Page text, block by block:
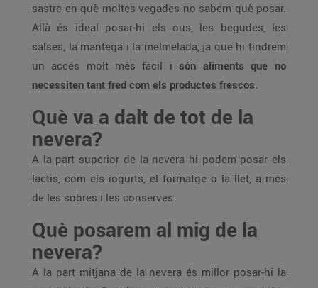
sastre en què moltes vegades no sabem què posar.
Allà és ideal posar-hi els ous, les begudes, les
salses, la mantega i la melmelada, ja que hi tindrem
un accés molt més fàcil i són aliments que no
necessiten tant fred com els productes frescos.
Què va a dalt de tot de la
nevera?
A la part superior de la nevera hi podem posar els
lactis, com els iogurts, el formatge o la llet, a més
de les sobres i les conserves.
Què posarem al mig de la
nevera?
A la part mitjana de la nevera és millor posar-hi la